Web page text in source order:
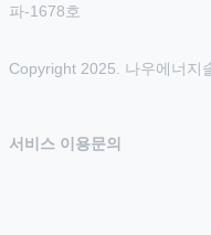
파-1678호
Copyright 2025. 나우에너지
서비스 이용문의